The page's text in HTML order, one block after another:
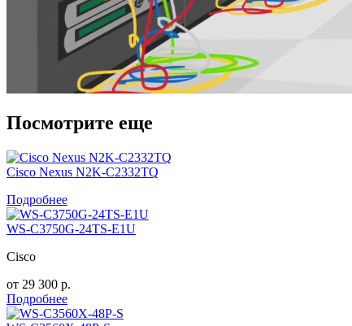
Посмотрите еще
Cisco Nexus N2K-C2332TQ
Подробнее
WS-C3750G-24TS-E1U
Cisco
от 29 300 р.
Подробнее